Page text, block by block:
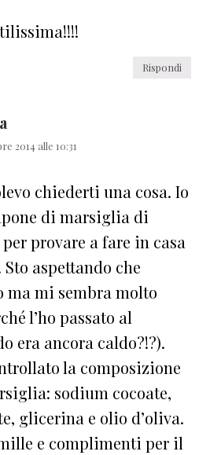
Rispondi
2014 alle 10:31
chiederti una cosa. Io
di marsiglia di
provare a fare in casa
aspettando che
mi sembra molto
l’ho passato al
era ancora caldo?!?).
la composizione
sodium cocoate,
glicerina e olio d’oliva.
e complimenti per il